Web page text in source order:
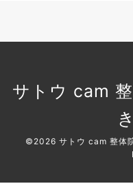
サトウ cam
©2026 サトウ cam 整体